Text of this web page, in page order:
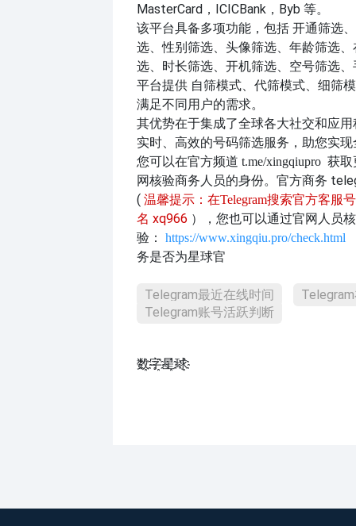
MasterCard，ICICBank，Byb 等。
该平台具备多项功能，包括 开通筛选
选、性别筛选、头像筛选、年龄筛选
选、时长筛选、开机筛选、空号筛选
平台提供 自筛模式、代筛模式、细筛
满足不同用户的需求。
其优势在于集成了全球各大社交和应
实时、高效的号码筛选服务，助您实
您可以在官方频道 t.me/xingqiupro 获取
网核验商务人员的身份。官方商务
( 温馨提示： 在Telegram搜索官方客服
名 xq966 ），您也可以通过官网人员核
验：
https://www.xingqiu.pro/check.html
务是否为星球官
Telegram最近在线时间
Telegram账号活跃判断
数҈字҈星҈球҈͏